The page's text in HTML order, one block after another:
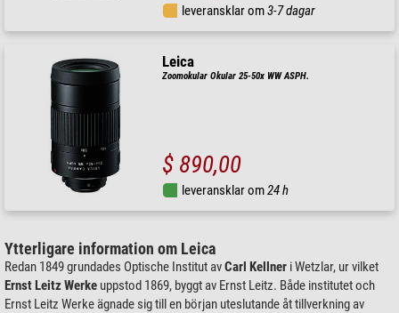
leveransklar om3-7 dagar
Leica
Zoomokular Okular 25-50x WW ASPH.
$ 890,00
leveransklar om24 h
Ytterligare information om Leica
Redan 1849 grundades Optische Institut avCarl Kellner i Wetzlar, ur vilket
Ernst Leitz Werke uppstod 1869, byggt av Ernst Leitz. Både institutet och
Ernst Leitz Werke ägnade sig till en början uteslutande åt tillverkning av